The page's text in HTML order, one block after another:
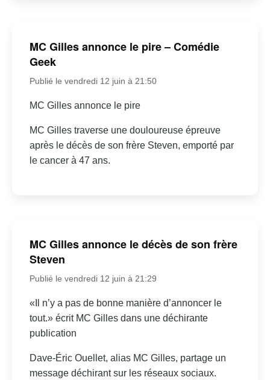
MC Gilles annonce le pire – Comédie
Geek
Publié le vendredi 12 juin à 21:50
MC Gilles annonce le pire
MC Gilles traverse une douloureuse épreuve
après le décès de son frère Steven, emporté par
le cancer à 47 ans.
MC Gilles annonce le décès de son frère
Steven
Publié le vendredi 12 juin à 21:29
«Il n’y a pas de bonne manière d’annoncer le
tout.» écrit MC Gilles dans une déchirante
publication
Dave-Éric Ouellet, alias MC Gilles, partage un
message déchirant sur les réseaux sociaux.